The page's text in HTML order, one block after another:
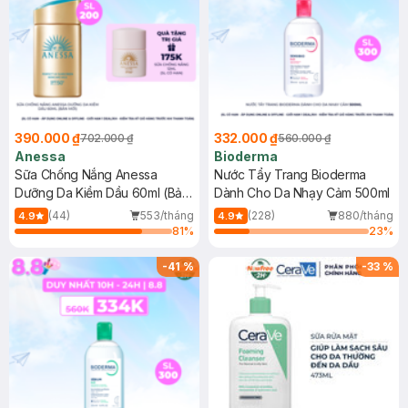
390.000 ₫702.000 ₫
Anessa
Sữa Chống Nắng Anessa
Dưỡng Da Kiềm Dầu 60ml (Bản
Mới)
4.9 (44)
553/tháng
81%
332.000 ₫560.000 ₫
Bioderma
Nước Tẩy Trang Bioderma
Dành Cho Da Nhạy Cảm 500ml
4.9 (228)
880/tháng
23%
-41% -33 %